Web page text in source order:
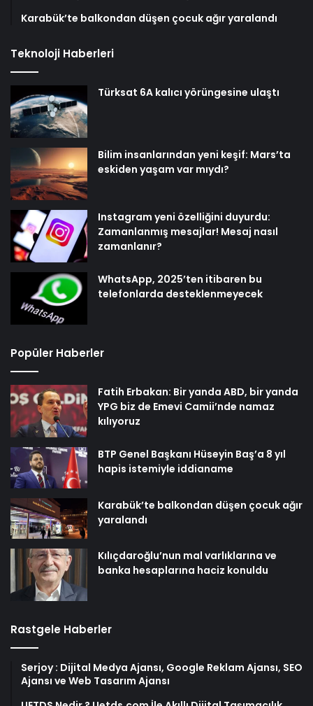
Karabük’te balkondan düşen çocuk ağır yaralandı
Teknoloji Haberleri
Türksat 6A kalıcı yörüngesine ulaştı
Bilim insanlarından yeni keşif: Mars’ta
eskiden yaşam var mıydı?
Instagram yeni özelliğini duyurdu:
Zamanlanmış mesajlar! Mesaj nasıl
zamanlanır?
WhatsApp, 2025’ten itibaren bu
telefonlarda desteklenmeyecek
Popüler Haberler
Fatih Erbakan: Bir yanda ABD, bir yanda
YPG biz de Emevi Camii’nde namaz
kılıyoruz
BTP Genel Başkanı Hüseyin Baş’a 8 yıl
hapis istemiyle iddianame
Karabük’te balkondan düşen çocuk ağır
yaralandı
Kılıçdaroğlu’nun mal varlıklarına ve
banka hesaplarına haciz konuldu
Rastgele Haberler
Serjoy : Dijital Medya Ajansı, Google Reklam Ajansı, SEO
Ajansı ve Web Tasarım Ajansı